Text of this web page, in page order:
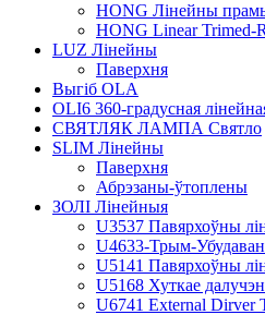
HONG Лінейны
HONG Linear Trimed-
LUZ Лінейны
Паверхня
Выгіб OLA
OLI6 360-градусная
СВЯТЛЯК ЛАМПА Святло
SLIM Лінейны
Паверхня
Абрэзаны-ўтоплены
ЗОЛІ Лінейныя
U3537 Павярхоўны
U4633-Трым-
U5141 Павярхоўны
U5168 Хуткае
U6741 External Dirver